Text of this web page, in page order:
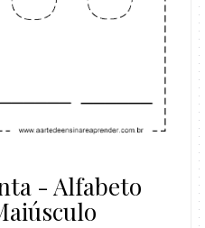
- Alfabeto